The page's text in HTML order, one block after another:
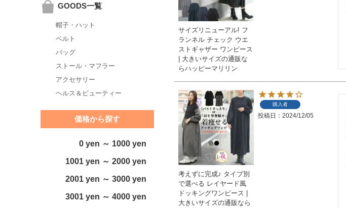
GOODS一覧
帽子・ハット
ベルト
バッグ
ストール・マフラー
アクセサリー
ヘルス＆ビューティー
価格から探す
0 yen ～ 1000 yen
1001 yen ～ 2000 yen
2001 yen ～ 3000 yen
3001 yen ～ 4000 yen
サイズリニューアル! フ
ランネル チェック ウエ
ストギャザー ワンピース
| 大きいサイズの通販な
らハッピーマリリン
考えずに完成♪ タイプ別
で選べる レイヤード風
ドッキングワンピース |
大きいサイズの通販なら
購入者
投稿日 2024/12/05